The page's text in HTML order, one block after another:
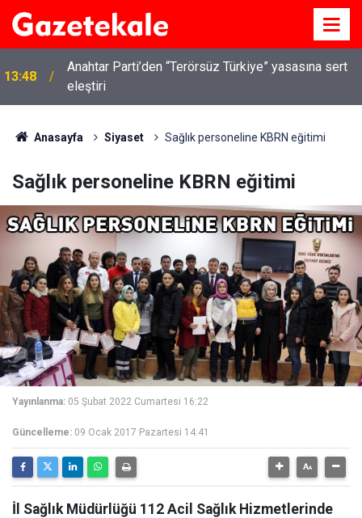
13:07
Kırıkkale’de hayvan hastalıklarına karşı denetimler
artırıldı
Anasayfa Siyaset Sağlık personeline KBRN eğitimi
Sağlık personeline KBRN eğitimi
Yayınlanma: 05 Şubat 2022 Cumartesi 16:22
Güncelleme: 09 Ocak 2017 Pazartesi 14:41
İl Sağlık Müdürlüğü 112 Acil Sağlık Hizmetlerinde